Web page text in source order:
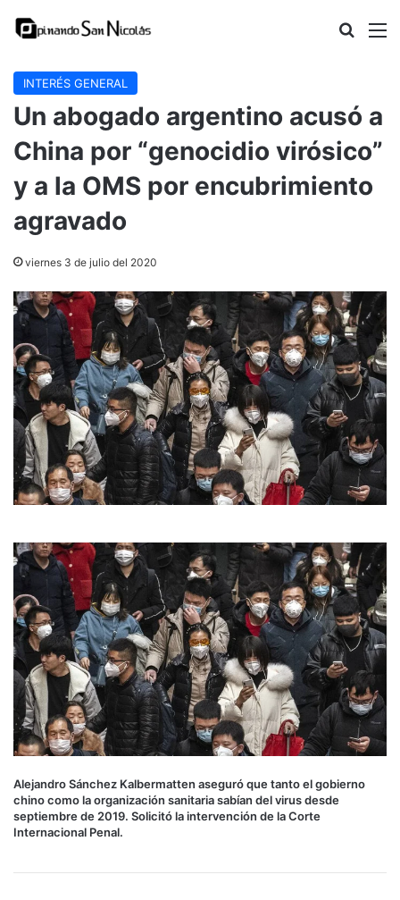
Buscar
INTERÉS GENERAL
Un abogado argentino acusó a
China por “genocidio virósico”
y a la OMS por encubrimiento
agravado
viernes 3 de julio del 2020
Alejandro Sánchez Kalbermatten aseguró que tanto el gobierno
chino como la organización sanitaria sabían del virus desde
septiembre de 2019. Solicitó la intervención de la Corte
Internacional Penal.